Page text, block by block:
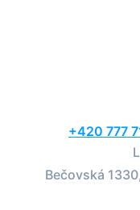
+420 777
Bečovská